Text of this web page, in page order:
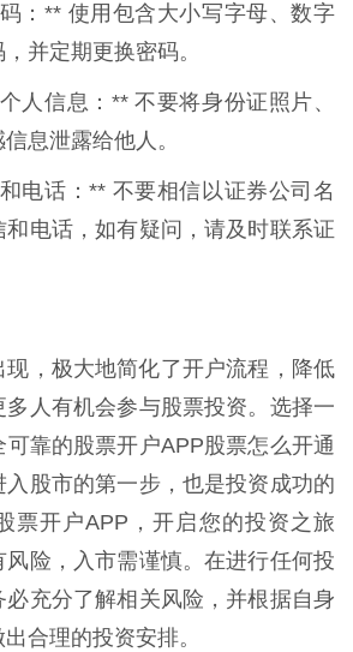
：** 使用包含大小写字母、数字
并定期更换密码。
人信息：** 不要将身份证照片、
息泄露给他人。
电话：** 不要相信以证券公司名
和电话，如有疑问，请及时联系证
现，极大地简化了开户流程，降低
多人有机会参与股票投资。选择一
靠的股票开户APP股票怎么开通
股市的第一步，也是投资成功的
票开户APP，开启您的投资之旅
险，入市需谨慎。在进行任何投
必充分了解相关风险，并根据自身
合理的投资安排。